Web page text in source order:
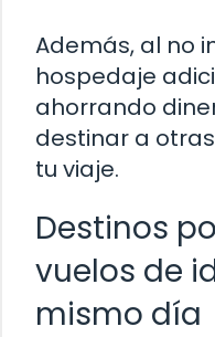
Además, al no
hospedaje
ahorrando
destinar a
tu viaje.
Destinos
vuelos de
mismo día